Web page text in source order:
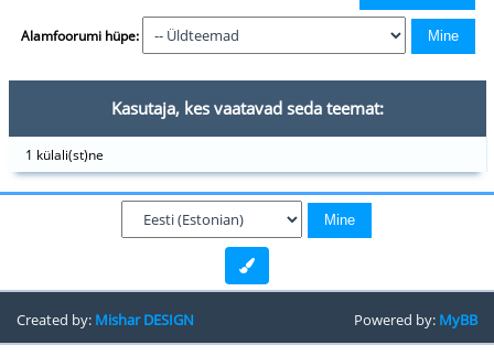
Alamfoorumi hüpe:
Kasutaja, kes vaatavad seda teemat:
1 külali(st)ne
Created by: Mishar DESIGN Powered by: MyBB